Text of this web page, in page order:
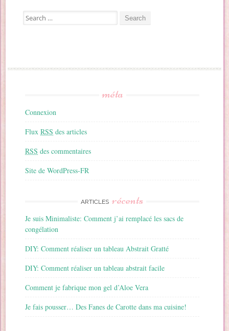
Search for:
méta
Connexion
FluxRSS des articles
RSS des commentaires
Site de WordPress-FR
ARTICLES récents
Je suis Minimaliste: Comment j’ai remplacé les sacs de
congélation
DIY: Comment réaliser un tableau Abstrait Gratté
DIY: Comment réaliser un tableau abstrait facile
Comment je fabrique mon gel d’Aloe Vera
Je fais pousser… Des Fanes de Carotte dans ma cuisine!